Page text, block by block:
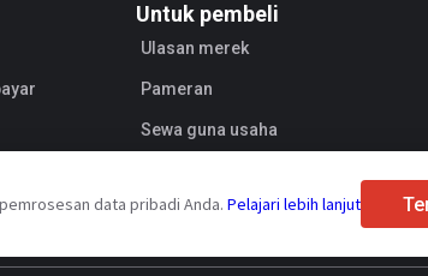
Untuk pembeli
Ulasan merek
Pameran
Sewa guna usaha
data pribadi Anda. Pelajari lebih lanjut